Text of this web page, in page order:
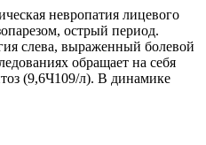
невропатия лицевого
острый период.
слева, выраженный болевой
об­ращает на себя
(9,6Ч109/л). В ди­намике